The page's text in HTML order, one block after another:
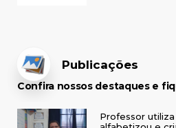
Publicações
Confira nossos destaques e
Professor